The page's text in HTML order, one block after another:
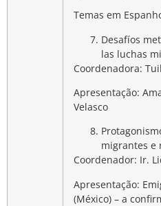
Temas em
Desafíos
las luchas
Coordenadora:
Apresentação:
Velasco
migrantes e
Coordenador: Ir.
Apresentação:
(México) – a